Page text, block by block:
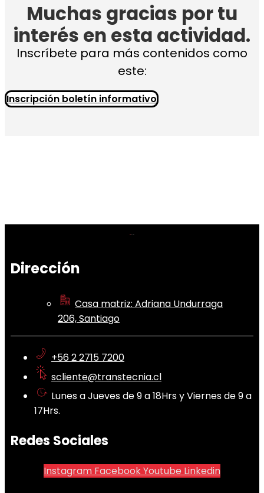
Muchas gracias por tu
interés en esta actividad.
Inscríbete para más contenidos como
este:
Inscripción boletín informativo
Dirección
Casa matriz: Adriana Undurraga
206, Santiago
+56 2 2715 7200
scliente@transtecnia.cl
Lunes a Jueves de 9 a 18Hrs y Viernes de 9 a
17Hrs.
Redes Sociales
Instagram FacebookYoutube Linkedin